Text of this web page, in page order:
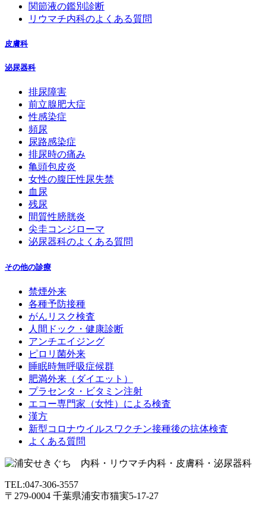
関節液の鑑別診断
リウマチ内科のよくある質問
皮膚科
泌尿器科
排尿障害
前立腺肥大症
性感染症
頻尿
尿路感染症
排尿時の痛み
亀頭包皮炎
女性の腹圧性尿失禁
血尿
残尿
間質性膀胱炎
尖圭コンジローマ
泌尿器科のよくある質問
その他の診療
禁煙外来
各種予防接種
がんリスク検査
人間ドック・健康診断
アンチエイジング
ピロリ菌外来
睡眠時無呼吸症候群
肥満外来（ダイエット）
プラセンタ・ビタミン注射
エコー専門家（女性）による検査
漢方
新型コロナウイルスワクチン接種後の抗体検査
よくある質問
TEL:047-306-3557
〒279-0004 千葉県浦安市猫実5-17-27